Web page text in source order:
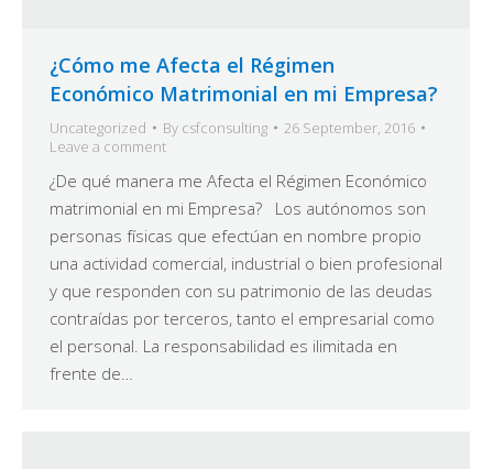
¿Cómo me Afecta el Régimen
Económico Matrimonial en mi Empresa?
Uncategorized By csfconsulting
26 September, 2016
Leave a comment
¿De qué manera me Afecta el Régimen Económico
matrimonial en mi Empresa? Los autónomos son
personas físicas que efectúan en nombre propio
una actividad comercial, industrial o bien profesional
y que responden con su patrimonio de las deudas
contraídas por terceros, tanto el empresarial como
el personal. La responsabilidad es ilimitada en
frente de…